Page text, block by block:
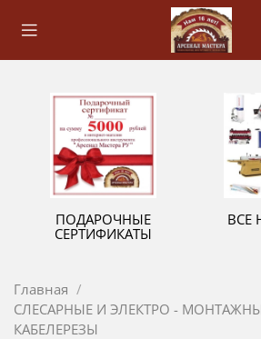
ПОДАРОЧНЫЕ
СЕРТИФИКАТЫ
ВСЕ
Главная
СЛЕСАРНЫЕ И ЭЛЕКТРО -
КАБЕЛЕРЕЗЫ